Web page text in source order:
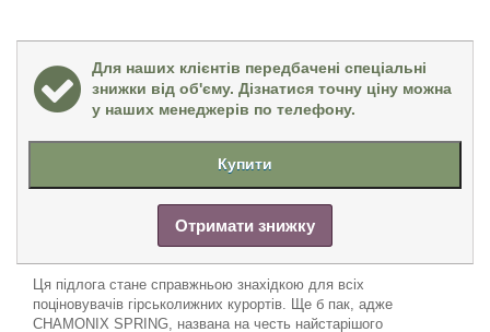
Для наших клієнтів передбачені спеціальні
знижки від об'єму. Дізнатися точну ціну можна
у наших менеджерів по телефону.
Купити
Отримати знижку
Ця підлога стане справжньою знахідкою для всіх
поціновувачів гірськолижних курортів. Ще б пак, адже
CHAMONIX SPRING, названа на честь найстарішого